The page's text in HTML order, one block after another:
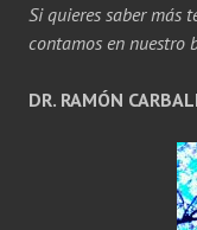
Si quieres saber más
contamos en nuestro
DR. RAMÓN